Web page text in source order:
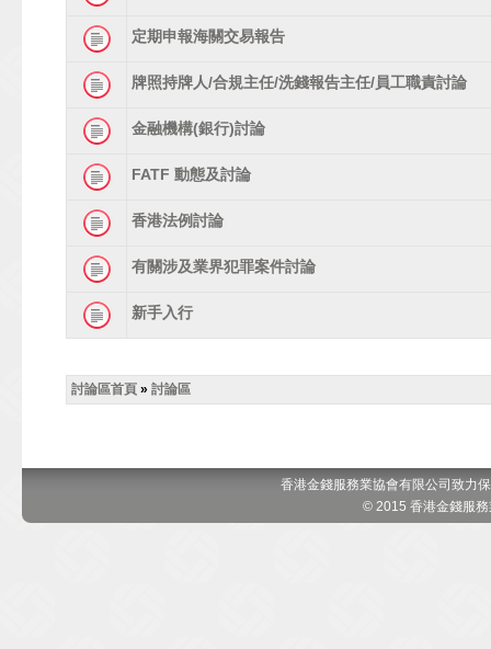
定期申報海關交易報告
牌照持牌人/合規主任/洗錢報告主任/員工職責討論
金融機構(銀行)討論
FATF 動態及討論
香港法例討論
有關涉及業界犯罪案件討論
新手入行
討論區首頁 » 討論區
香港金錢服務業協會有限公司致力
© 2015 香港金錢服